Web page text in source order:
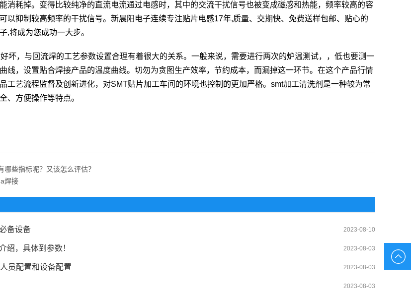
消耗掉。变得比较纯净的直流电流通过电感时，其中的交流干扰信号也被变成磁感和热能，频率较高的容
以抑制较高频率的干扰信号。新晨阳电子连续专注贴片电感17年,质量、交期快、免费送样包邮、贴心的
,将成为您成功一大步。
坏，与回流焊的工艺参数设置合理有着很大的关系。一般来说，需要进行两次的炉温测试，，低也要测一
线，设置贴合焊接产品的温度曲线。切勿为贪图生产效率，节约成本，而漏掉这一环节。在这个产品行情
工艺流程监督及创新进化，对SMT贴片加工车间的环境也控制的更加严格。smt加工清洗剂是一种较为常
、方便操作等特点。
哪些指标呢？又该怎么评估？
焊接
2023-08-10
备设备
2023-08-03
绍，具体到参数！
2023-08-03
员配置和设备配置
2023-08-03